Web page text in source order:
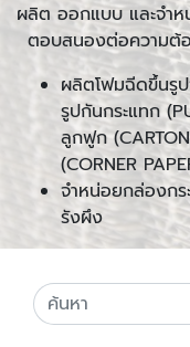
ผลิต ออกแบบ และจำ
ตอบสนองต่อความต้
ผลิตโฟมฉีดขึ้นรู
รูปกันกระแทก
ลูกฟูก
(CORNER
จำหน่อยกล่องกร
รังผึง